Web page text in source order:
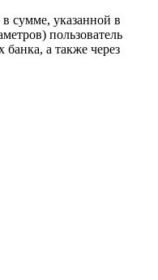
сумме, указанной в
пользователь
а также через